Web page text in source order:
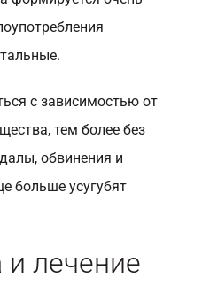
с зависимостью от
тем более без
обвинения и
больше усугубят
и лечение